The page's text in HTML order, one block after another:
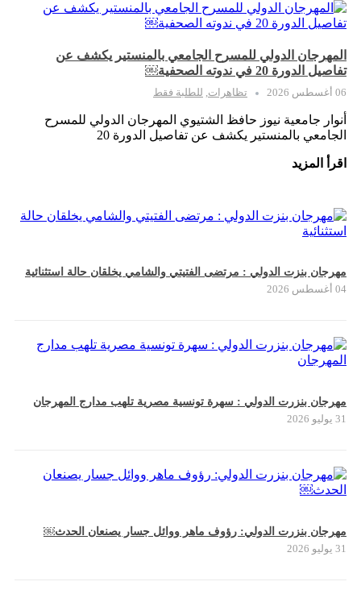
المهرجان الدولي للمسرح الجامعي بالمنستير يكشف عن
تفاصيل الدورة 20 في ندوته الصحفية￼
06 أغسطس 2026 تظاهرات للطلبة فقط
أنوار جامعية نيوز حافظ الشتيوي المهرجان الدولي للمسرح
الجامعي بالمنستير يكشف عن تفاصيل الدورة 20
اقرأ المزيد
مهرجان بنزت الدولي : مرتضى الفتيتي والشامي يخلقان حالة استثنائية
04 أغسطس 2026
مهرجان بنزرت الدولي : سهرة تونسية مصرية تلهب مدارج المهرجان
31 يوليو 2026
مهرجان بنزرت الدولي: رؤوف ماهر ووائل جسار يصنعان الحدث￼
31 يوليو 2026